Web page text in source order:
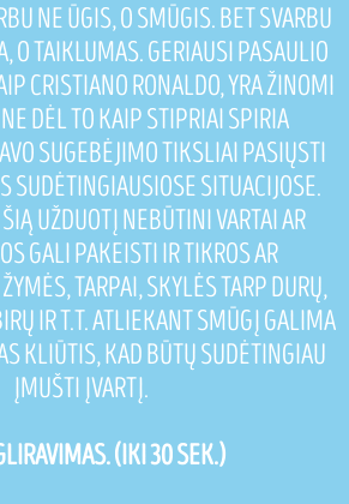
NE ŪGIS, O SMŪGIS. BET SVARBU
O TAIKLUMAS. GERIAUSI PASAULIO
CRISTIANO RONALDO, YRA ŽINOMI
DĖL TO KAIP STIPRIAI SPIRIA
SUGEBĖJIMO TIKSLIAI PASIŲSTI
SUDĖTINGIAUSIOSE SITUACIJOSE.
UŽDUOTĮ NEBŪTINI VARTAI AR
GALI PAKEISTI IR TIKROS AR
TARPAI, SKYLĖS TARP DURŲ,
IR T.T. ATLIEKANT SMŪGĮ GALIMA
KLIŪTIS, KAD BŪTŲ SUDĖTINGIAU
ĮMUŠTI ĮVARTĮ.
(IKI 30 SEK.)